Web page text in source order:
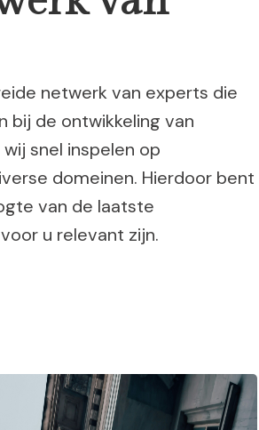
netwerk van experts die
bij de ontwikkeling van
snel inspelen op
domeinen. Hierdoor bent
van de laatste
u relevant zijn.